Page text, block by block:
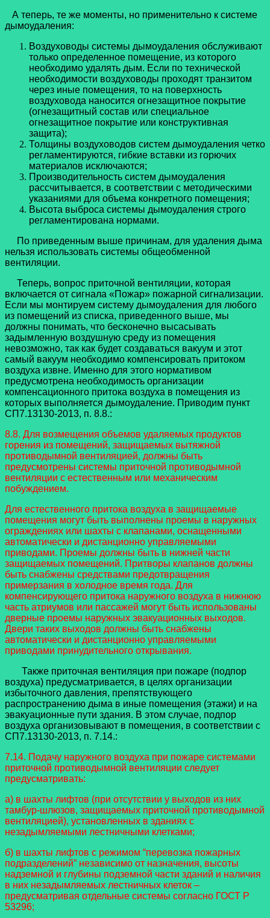
А теперь, те же моменты, но применительно к системе
дымоудаления:
Воздуховоды системы дымоудаления обслуживают
только определенное помещение, из которого
необходимо удалять дым. Если по технической
необходимости воздуховоды проходят транзитом
через иные помещения, то на поверхность
воздуховода наносится огнезащитное покрытие
(огнезащитный состав или специальное
огнезащитное покрытие или конструктивная
защита);
Толщины воздуховодов систем дымоудаления четко
регламентируются, гибкие вставки из горючих
материалов исключаются;
Производительность систем дымоудаления
рассчитывается, в соответствии с методическими
указаниями для объема конкретного помещения;
Высота выброса системы дымоудаления строго
регламентирована нормами.
По приведенным выше причинам, для удаления дыма
нельзя использовать системы общеобменной
вентиляции.
Теперь, вопрос приточной вентиляции, которая
включается от сигнала «Пожар» пожарной сигнализации.
Если мы монтируем систему дымоудаления для любого
из помещений из списка, приведенного выше, мы
должны понимать, что бесконечно высасывать
задымленную воздушную среду из помещения
невозможно, так как будет создаваться вакуум и этот
самый вакуум необходимо компенсировать притоком
воздуха извне. Именно для этого нормативом
предусмотрена необходимость организации
компенсационного притока воздуха в помещения из
которых выполняется дымоудаление. Приводим пункт
СП7.13130-2013, п. 8.8.:
8.8. Для возмещения объемов удаляемых продуктов
горения из помещений, защищаемых вытяжной
противодымной вентиляцией, должны быть
предусмотрены системы приточной противодымной
вентиляции с естественным или механическим
побуждением.
Для естественного притока воздуха в защищаемые
помещения могут быть выполнены проемы в наружных
ограждениях или шахты с клапанами, оснащенными
автоматически и дистанционно управляемыми
приводами. Проемы должны быть в нижней части
защищаемых помещений. Притворы клапанов должны
быть снабжены средствами предотвращения
примерзания в холодное время года. Для
компенсирующего притока наружного воздуха в нижнюю
часть атриумов или пассажей могут быть использованы
дверные проемы наружных эвакуационных выходов.
Двери таких выходов должны быть снабжены
автоматически и дистанционно управляемыми
приводами принудительного открывания.
Также приточная вентиляция при пожаре (подпор
воздуха) предусматривается, в целях организации
избыточного давления, препятствующего
распространению дыма в иные помещения (этажи) и на
эвакуационные пути здания. В этом случае, подпор
воздуха организовывают в помещения, в соответствии с
СП7.13130-2013, п. 7.14.:
7.14. Подачу наружного воздуха при пожаре системами
приточной противодымной вентиляции следует
предусматривать:
а) в шахты лифтов (при отсутствии у выходов из них
тамбур-шлюзов, защищаемых приточной противодымной
вентиляцией), установленных в зданиях с
незадымляемыми лестничными клетками;
б) в шахты лифтов с режимом “перевозка пожарных
подразделений” независимо от назначения, высоты
надземной и глубины подземной части зданий и наличия
в них незадымляемых лестничных клеток –
предусматривая отдельные системы согласно ГОСТ Р
53296;